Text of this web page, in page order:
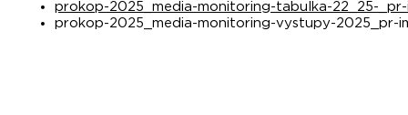
prokop-2025_media-monitoring-tabulka-22_25-
prokop-2025_media-monitoring-vystupy-2025_pr-